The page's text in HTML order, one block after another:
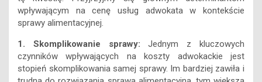
1. Skomplikowanie sprawy:
Jednym z kluczowych
czynników wpływających na koszty adwokackie jest
stopień skomplikowania samej sprawy. Im bardziej zawiła i
trudna do rozwiązania sprawa alimentacyjna, tym większa
ilość pracy i czasu będzie wymagana ze strony adwokata.
Jeśli w sporze o alimenty występują dodatkowe kwestie,